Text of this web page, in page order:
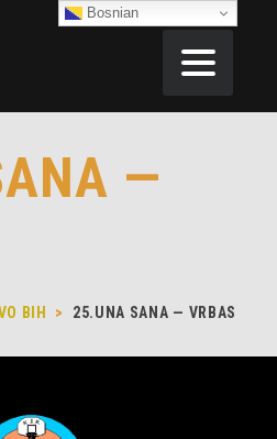
—
BIH > 25.UNA SANA — VRBAS
Bosnian